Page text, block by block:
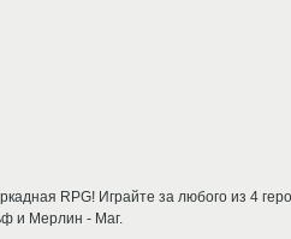
RPG! Играйте за любого из 4
и Мерлин - Маг.